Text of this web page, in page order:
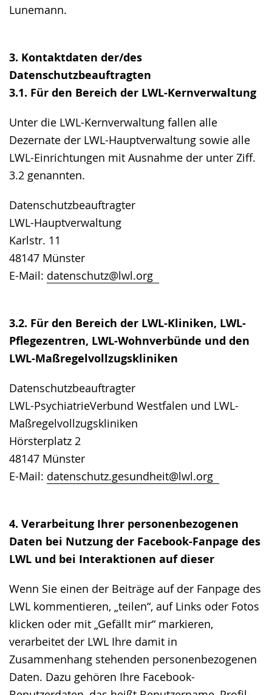
Lunemann.
3. Kontaktdaten der/des
Datenschutzbeauftragten
3.1. Für den Bereich der LWL-Kernverwaltung
Unter die LWL-Kernverwaltung fallen alle
Dezernate der LWL-Hauptverwaltung sowie alle
LWL-Einrichtungen mit Ausnahme der unter Ziff.
3.2 genannten.
Datenschutzbeauftragter
LWL-Hauptverwaltung
Karlstr. 11
48147 Münster
E-Mail: datenschutz@lwl.org
3.2. Für den Bereich der LWL-Kliniken, LWL-
Pflegezentren, LWL-Wohnverbünde und den
LWL-Maßregelvollzugskliniken
Datenschutzbeauftragter
LWL-PsychiatrieVerbund Westfalen und LWL-
Maßregelvollzugskliniken
Hörsterplatz 2
48147 Münster
E-Mail: datenschutz.gesundheit@lwl.org
4. Verarbeitung Ihrer personenbezogenen
Daten bei Nutzung der Facebook-Fanpage des
LWL und bei Interaktionen auf dieser
Wenn Sie einen der Beiträge auf der Fanpage des
LWL kommentieren, „teilen“, auf Links oder Fotos
klicken oder mit „Gefällt mir“ markieren,
verarbeitet der LWL Ihre damit in
Zusammenhang stehenden personenbezogenen
Daten. Dazu gehören Ihre Facebook-